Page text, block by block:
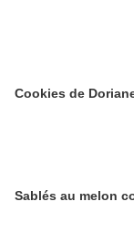
Cookies de
Sablés au melon